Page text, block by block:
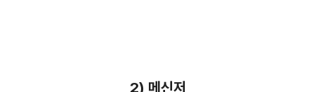
2) 메신저